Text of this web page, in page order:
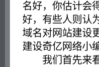
名好，你估计会
好，有些人则认
域名对网站建设
建设奇亿网络小
我们首先来看